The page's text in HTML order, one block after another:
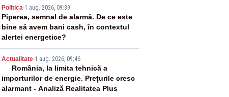
Politica-1 aug. 2026, 09:39
Piperea, semnal de alarmă. De ce este
bine să avem bani cash, în contextul
alertei energetice?
Actualitate-1 aug. 2026, 09:46
România, la limita tehnică a
importurilor de energie. Prețurile cresc
alarmant - Analiză Realitatea Plus